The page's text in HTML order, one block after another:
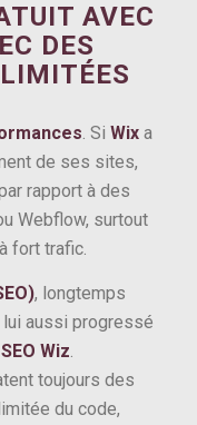
AVEC
DES
. Si Wixa
de ses sites,
rapport à des
Webflow, surtout
fort trafic.
, longtemps
aussi progressé
Wiz
toujours des
du code,